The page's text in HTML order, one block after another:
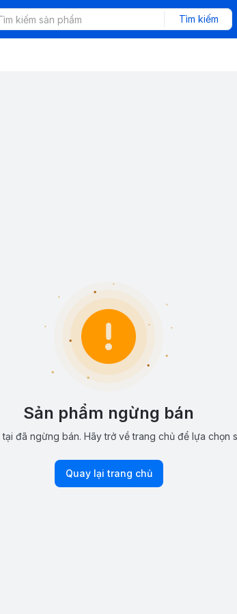
Tìm kiếm
Sản phẩm ngừng bán
tại đã ngừng bán. Hãy trở về trang chủ để lựa chọn
Quay lại trang chủ